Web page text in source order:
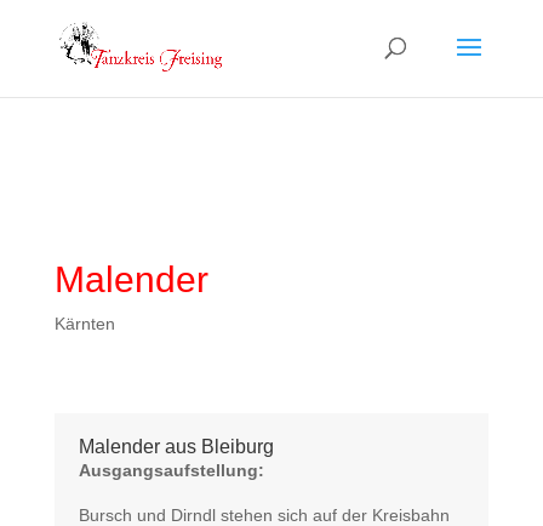
Malender
Kärnten
Malender aus Bleiburg
Ausgangsaufstellung:
Bursch und Dirndl stehen sich auf der Kreisbahn